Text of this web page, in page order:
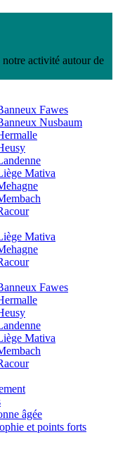
activité autour de
Fawes
Nusbaum
Mativa
Mativa
Fawes
Mativa
âgée
et points forts